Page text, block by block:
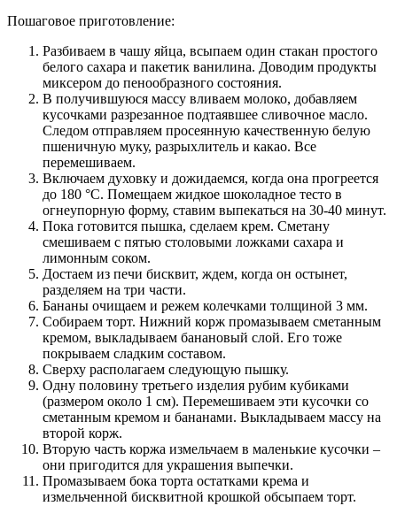
Пошаговое приготовление:
Разбиваем в чашу яйца, всыпаем один стакан простого
белого сахара и пакетик ванилина. Доводим продукты
миксером до пенообразного состояния.
В получившуюся массу вливаем молоко, добавляем
кусочками разрезанное подтаявшее сливочное масло.
Следом отправляем просеянную качественную белую
пшеничную муку, разрыхлитель и какао. Все
перемешиваем.
Включаем духовку и дожидаемся, когда она прогреется
до 180 °C. Помещаем жидкое шоколадное тесто в
огнеупорную форму, ставим выпекаться на 30-40 минут.
Пока готовится пышка, сделаем крем. Сметану
смешиваем с пятью столовыми ложками сахара и
лимонным соком.
Достаем из печи бисквит, ждем, когда он остынет,
разделяем на три части.
Бананы очищаем и режем колечками толщиной 3 мм.
Собираем торт. Нижний корж промазываем сметанным
кремом, выкладываем банановый слой. Его тоже
покрываем сладким составом.
Сверху располагаем следующую пышку.
Одну половину третьего изделия рубим кубиками
(размером около 1 см). Перемешиваем эти кусочки со
сметанным кремом и бананами. Выкладываем массу на
второй корж.
Вторую часть коржа измельчаем в маленькие кусочки –
они пригодится для украшения выпечки.
Промазываем бока торта остатками крема и
измельченной бисквитной крошкой обсыпаем торт.